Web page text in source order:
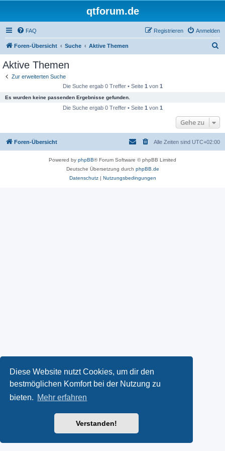
Diese Website nutzt Cookies, um dir den
bestmöglichen Komfort bei der Nutzung zu
bieten. Mehr erfahren
Verstanden!
qtforum.de
FAQ Anmelden
Registrieren
Foren-Übersicht Suche Aktive Themen
Aktive Themen
Zur erweiterten Suche
Die Suche ergab 0 Treffer • Seite 1 von 1
Es wurden keine passenden Ergebnisse gefunden.
Die Suche ergab 0 Treffer • Seite 1 von 1
Gehe zu
Foren-Übersicht Alle Zeiten sind UTC+02:00
Powered by phpBB® Forum Software © phpBB Limited
Deutsche Übersetzung durch phpBB.de
Datenschutz| Nutzungsbedingungen